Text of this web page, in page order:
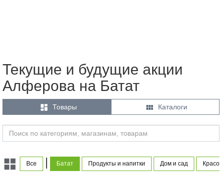
Текущие и будущие акции
Алферова на Батат
 Товары  Каталоги
Все Батат Продукты и напитки Дом и сад